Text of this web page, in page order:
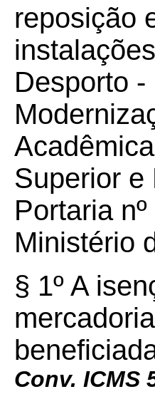
reposição
Desporto -
Superior e
Portaria
Ministério
§ 1º A
Conv. ICMS